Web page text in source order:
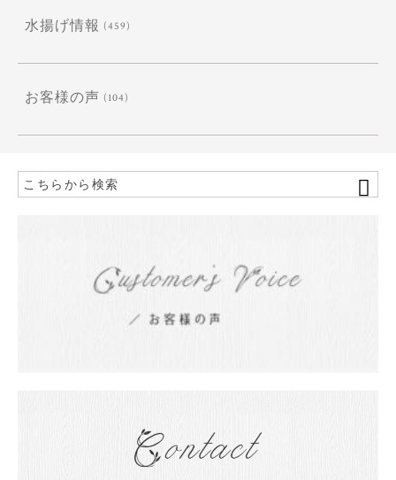
水揚げ情報 (459)
お客様の声 (104)